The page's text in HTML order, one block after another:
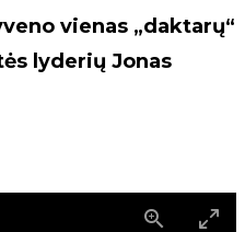
vienas „daktarų“
lyderių Jonas